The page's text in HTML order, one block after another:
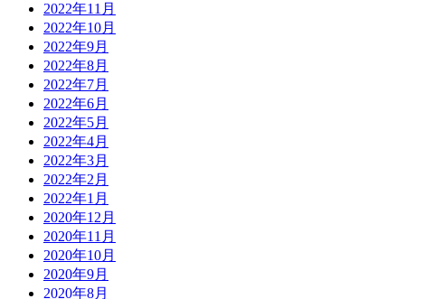
2022年11月
2022年10月
2022年9月
2022年8月
2022年7月
2022年6月
2022年5月
2022年4月
2022年3月
2022年2月
2022年1月
2020年12月
2020年11月
2020年10月
2020年9月
2020年8月